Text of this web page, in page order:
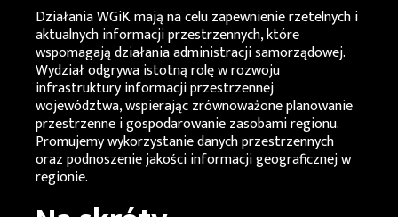
DziałaniaWGiKmają na celu zapewnienie rzetelnych i
aktualnych informacji przestrzennych, które
wspomagają działania administracji samorządowej.
Wydział odgrywa istotną rolę w rozwoju
infrastruktury informacji przestrzennej
województwa, wspierając zrównoważone planowanie
przestrzenne i gospodarowanie zasobami regionu.
Promujemy wykorzystanie danych przestrzennych
oraz podnoszenie jakości informacji geograficznej w
regionie.